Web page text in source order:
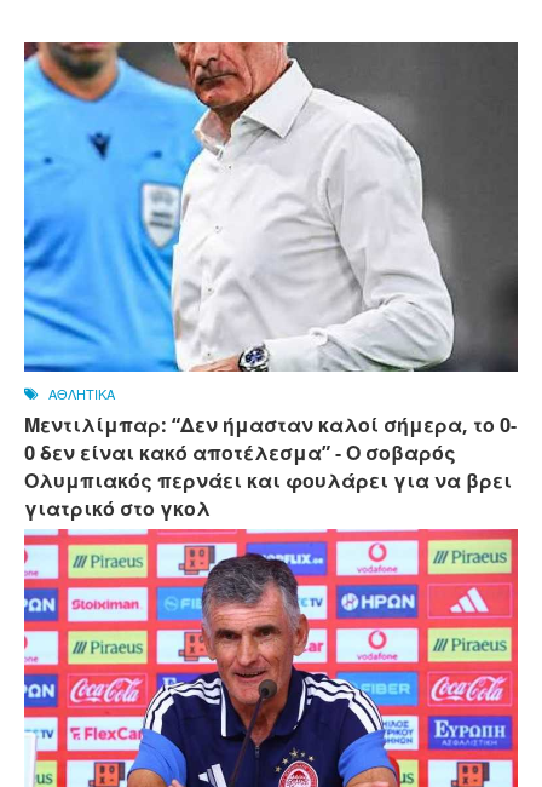
ΑΘΛΗΤΙΚΑ
Μεντιλίμπαρ: “Δεν ήμασταν καλοί σήμερα, το 0-
0 δεν είναι κακό αποτέλεσμα” - Ο σοβαρός
Ολυμπιακός περνάει και φουλάρει για να βρει
γιατρικό στο γκολ